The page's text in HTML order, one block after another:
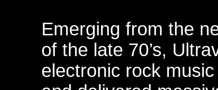
Emerging from the
of the late 70’s,
electronic rock